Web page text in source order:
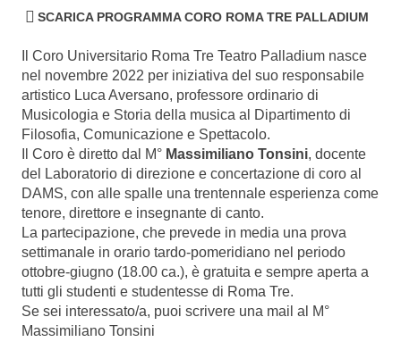
SCARICA PROGRAMMA CORO ROMA TRE PALLADIUM
Coro Universitario Roma Tre Teatro Palladium nasce
nel novembre 2022 per iniziativa del suo responsabile
artistico Luca Aversano, professore ordinario di
Musicologia e Storia della musica al Dipartimento di
Filosofia, Comunicazione e Spettacolo.
Coro è diretto dal M° Massimiliano Tonsini, docente
del Laboratorio di direzione e concertazione di coro al
DAMS, con alle spalle una trentennale esperienza come
tenore, direttore e insegnante di canto.
La partecipazione, che prevede in media una prova
settimanale in orario tardo-pomeridiano nel periodo
ottobre-giugno (18.00 ca.), è gratuita e sempre aperta a
tutti gli studenti e studentesse di Roma Tre.
Se sei interessato/a, puoi scrivere una mail al M°
Massimiliano Tonsini